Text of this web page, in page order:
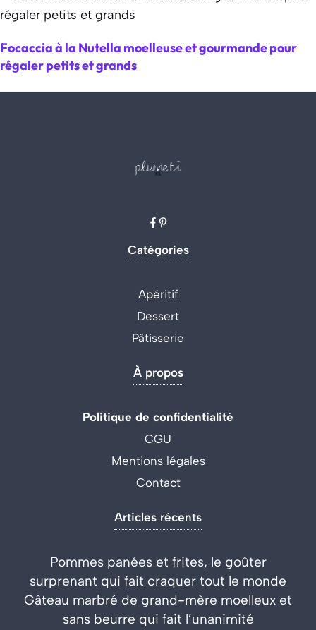
Focaccia à la Nutella moelleuse et gourmande pour
régaler petits et grands
Catégories
Apéritif
Dessert
Pâtisserie
À propos
Politique de confidentialité
CGU
Mentions légales
Contact
Articles récents
Pommes panées et frites, le goûter
surprenant qui fait craquer tout le monde
Gâteau marbré de grand-mère moelleux et
sans beurre qui fait l’unanimité